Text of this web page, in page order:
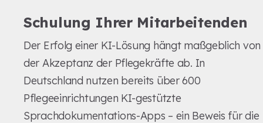
Schulung Ihrer Mitarbeitenden
Der Erfolg einer KI-Lösung hängt maßgeblich von
der Akzeptanz der Pflegekräfte ab. In
Deutschland nutzen bereits über 600
Pflegeeinrichtungen KI-gestützte
Sprachdokumentations-Apps – ein Beweis für die